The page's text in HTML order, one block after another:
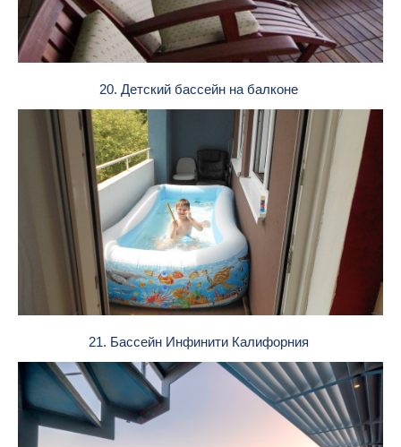
20. Детский бассейн на балконе
21. Бассейн Инфинити Калифорния